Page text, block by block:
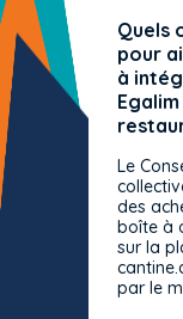
Quels
pour
à
Le
des
boîte à
sur la
par le